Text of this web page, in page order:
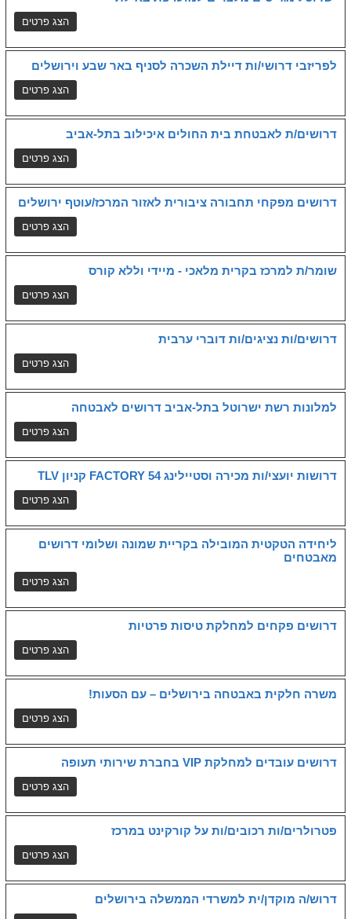
לפריזבי דרושי/ות דיילת השכרה לסניף באר שבע וירושלים
דרושים/ת לאבטחת בית החולים איכילוב בתל-אביב
דרושים מפקחי תחבורה ציבורית לאזור המרכז/עוטף ירושלים
שומר/ת למרכז בקרית מלאכי - מיידי וללא קורס
דרושים/ות נציגים/ות דוברי ערבית
למלונות רשת ישרוטל בתל-אביב דרושים לאבטחה
דרושות יועצי/ות מכירה וסטיילינג FACTORY 54 קניון TLV
ליחידה הטקטית המובילה בקריית שמונה ושלומי דרושים
מאבטחים
דרושים פקחים למחלקת טיסות פרטיות
משרה חלקית באבטחה בירושלים – עם הסעות!
דרושים עובדים למחלקת VIP בחברת שירותי תעופה
פטרולרים/ות רכובים/ות על קורקינט במרכז
דרוש/ה מוקדן/ית למשרדי הממשלה בירושלים